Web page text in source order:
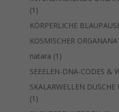
1 1
Produkt
KÖRPERLICHE
KOSMISCHER
natara 1 1
Produkt
SEEELEN-DNA-CODES &
SKALARWELLEN
1 1
Produkt